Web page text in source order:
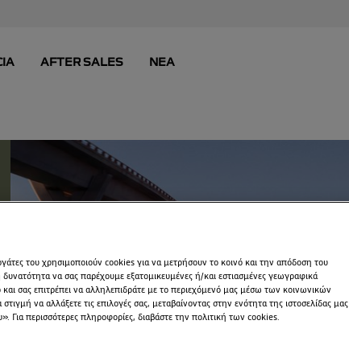
του χρησιμοποιούν cookies για να μετρήσουν το κοινό και την απόδοση του
δυνατότητα να σας παρέχουμε εξατομικευμένες ή/και εστιασμένες γεωγραφικά
και σας επιτρέπει να αλληλεπιδράτε με το περιεχόμενό μας μέσω των κοινωνικών
να αλλάξετε τις επιλογές σας, μεταβαίνοντας στην ενότητα της ιστοσελίδας μας
Για περισσότερες πληροφορίες, διαβάστε την πολιτική των cookies.